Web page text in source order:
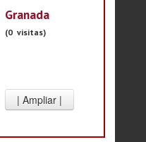
Granada
(0 visitas)